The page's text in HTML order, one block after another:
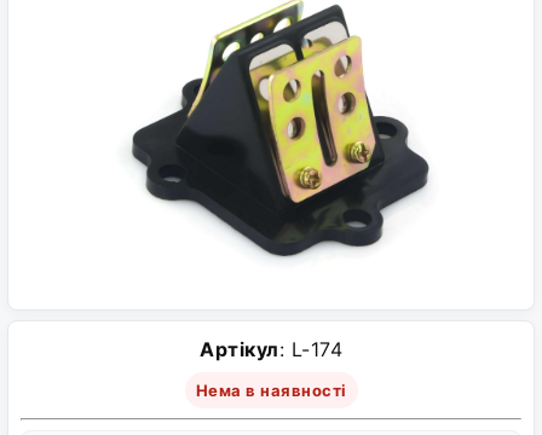
Артікул: L-174
Нема в наявності